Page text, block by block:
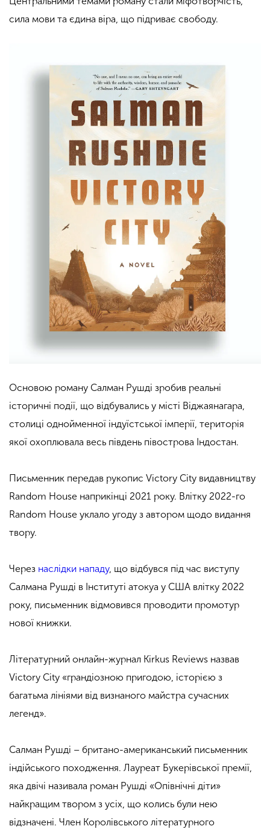
сила мови та єдина віра, що підриває свободу.
Основою роману Салман Рушді зробив реальні
історичні події, що відбувались у місті Віджаянагара,
столиці однойменної індуїстської імперії, територія
якої охоплювала весь південь півострова Індостан.
Письменник передав рукопис Victory City видавництву
Random House наприкінці 2021 року. Влітку 2022-го
Random House уклало угоду з автором щодо видання
твору.
Через наслідки нападу, що відбувся під час виступу
Салмана Рушді в Інституті атокуа у США влітку 2022
року, письменник відмовився проводити промотур
нової книжки.
Літературний онлайн-журнал Kirkus Reviews назвав
Victory City «грандіозною пригодою, історією з
багатьма лініями від визнаного майстра сучасних
легенд».
Салман Рушді – британо-американський письменник
індійського походження. Лауреат Букерівської премії,
яка двічі називала роман Рушді «Опівнічні діти»
найкращим твором з усіх, що колись були нею
відзначені. Член Королівського літературного